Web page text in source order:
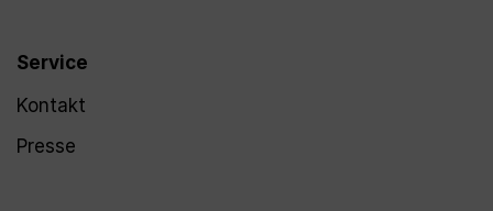
Service
Kontakt
Presse